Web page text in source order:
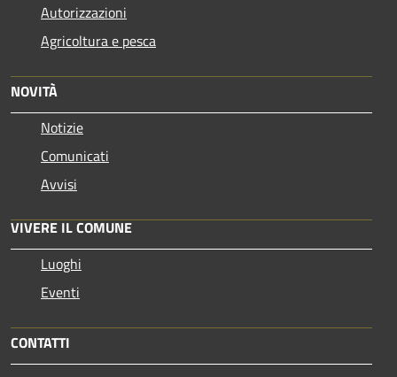
Autorizzazioni
Agricoltura e pesca
NOVITÀ
Notizie
Comunicati
Avvisi
VIVERE IL COMUNE
Luoghi
Eventi
CONTATTI